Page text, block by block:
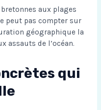
aux plages
peut pas compter sur
géographique la
assauts de l’océan.
qui